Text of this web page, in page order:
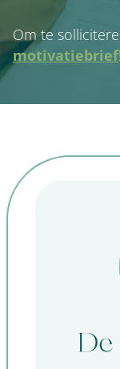
Om te
motivatiebrief!
De